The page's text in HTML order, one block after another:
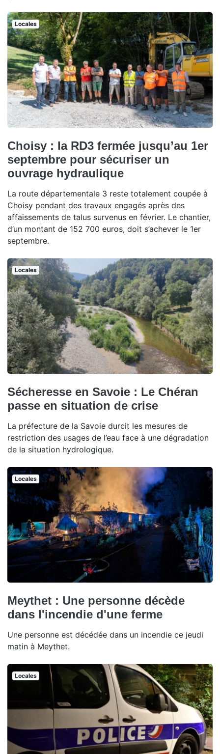
Locales
Choisy : la RD3 fermée jusqu’au 1er
septembre pour sécuriser un
ouvrage hydraulique
La route départementale 3 reste totalement coupée à
Choisy pendant des travaux engagés après des
affaissements de talus survenus en février. Le chantier,
d’un montant de 152 700 euros, doit s’achever le 1er
septembre.
Locales
Sécheresse en Savoie : Le Chéran
passe en situation de crise
La préfecture de la Savoie durcit les mesures de
restriction des usages de l’eau face à une dégradation
de la situation hydrologique.
Locales
Meythet : Une personne décède
dans l'incendie d'une ferme
Une personne est décédée dans un incendie ce jeudi
matin à Meythet.
Locales